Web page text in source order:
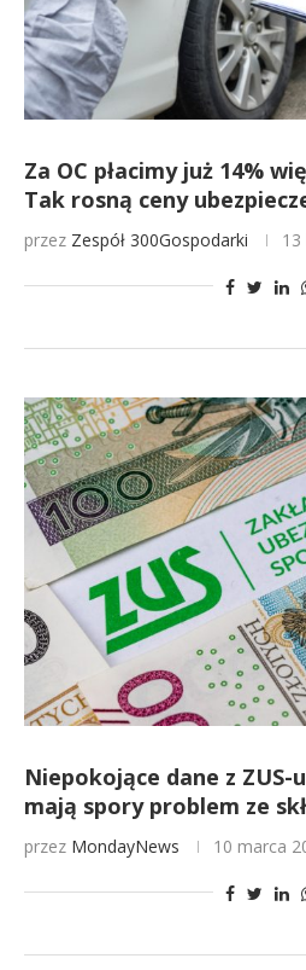
Za OC płacimy już 14%
Tak rosną ceny
przez Zespół 300Gospodarki 13
Niepokojące dane z ZUS-
mają spory problem ze
przez MondayNews 10 marca